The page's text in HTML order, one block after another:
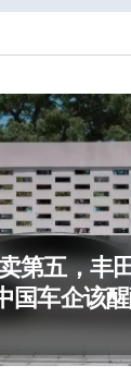
第五，丰
车企该